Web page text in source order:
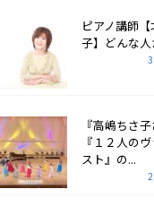
ピアノ講師
子】どんな人
『高嶋ちさ
『１２人の
スト』の...